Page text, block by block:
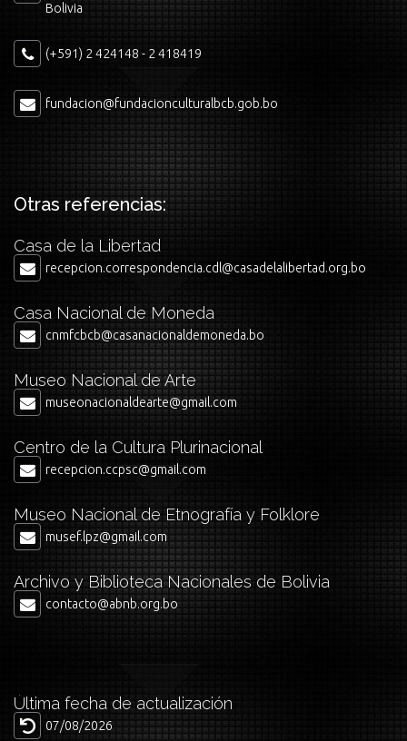
Bolivia
(+591) 2 424148 - 2 418419
fundacion@fundacionculturalbcb.gob.bo
Otras referencias:
Casa de la Libertad
recepcion.correspondencia.cdl@casadelalibertad.org.bo
Casa Nacional de Moneda
cnmfcbcb@casanacionaldemoneda.bo
Museo Nacional de Arte
museonacionaldearte@gmail.com
Centro de la Cultura Plurinacional
recepcion.ccpsc@gmail.com
Museo Nacional de Etnografía y Folklore
musef.lpz@gmail.com
Archivo y Biblioteca Nacionales de Bolivia
contacto@abnb.org.bo
Última fecha de actualización
07/08/2026